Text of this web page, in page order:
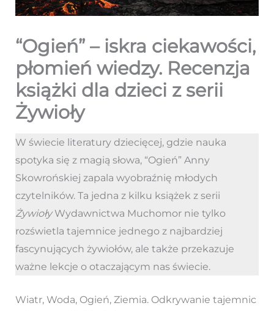
“Ogień” – iskra ciekawości,
płomień wiedzy. Recenzja
książki dla dzieci z serii
Żywioły
W świecie literatury dziecięcej, gdzie nauka
spotyka się z magią słowa, “Ogień” Anny
Skowrońskiej zapala wyobraźnię młodych
czytelników. Ta jedna z kilku książek z serii
ŻywiołyWydawnictwa Muchomor nie tylko
rozświetla tajemnice jednego z najbardziej
fascynujących żywiołów, ale także przekazuje
ważne lekcje o otaczającym nas świecie.
Wiatr, Woda, Ogień, Ziemia. Odkrywanie tajemnic